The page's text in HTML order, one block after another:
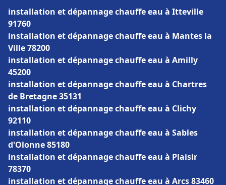
installation et dépannage chauffe eau à Itteville
91760
installation et dépannage chauffe eau à Mantes la
Ville 78200
installation et dépannage chauffe eau à Amilly
45200
installation et dépannage chauffe eau à Chartres
de Bretagne 35131
installation et dépannage chauffe eau à Clichy
92110
installation et dépannage chauffe eau à Sables
d'Olonne 85180
installation et dépannage chauffe eau à Plaisir
78370
installation et dépannage chauffe eau à Arcs 83460